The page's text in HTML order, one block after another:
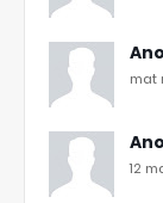
mat
12